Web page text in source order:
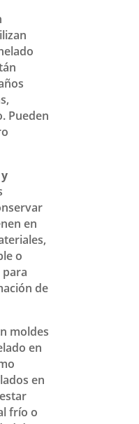
Pueden
en
o
de
moldes
en
en
frío o